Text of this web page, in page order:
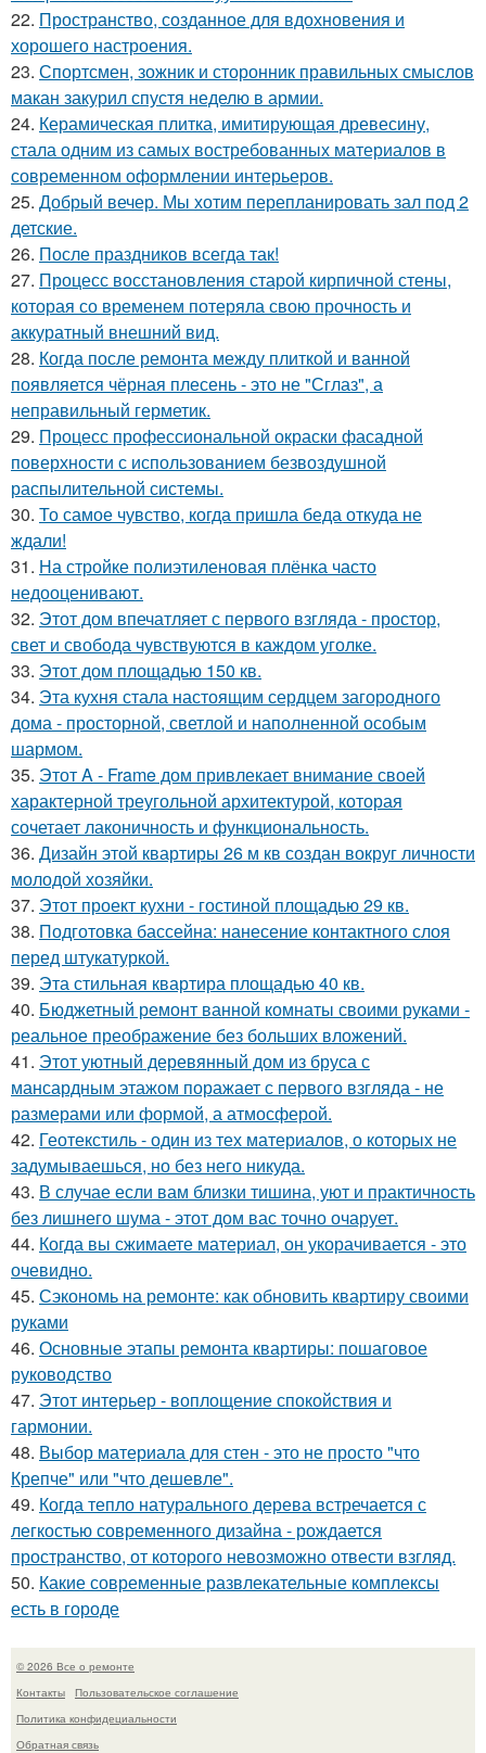
22. Пространство, созданное для вдохновения и
хорошего настроения.
23. Спортсмен, зожник и сторонник правильных смыслов
макан закурил спустя неделю в армии.
24. Керамическая плитка, имитирующая древесину,
стала одним из самых востребованных материалов в
современном оформлении интерьеров.
25. Добрый вечер. Мы хотим перепланировать зал под 2
детские.
26. После праздников всегда так!
27. Процесс восстановления старой кирпичной стены,
которая со временем потеряла свою прочность и
аккуратный внешний вид.
28. Когда после ремонта между плиткой и ванной
появляется чёрная плесень - это не "Сглаз", а
неправильный герметик.
29. Процесс профессиональной окраски фасадной
поверхности с использованием безвоздушной
распылительной системы.
30. То самое чувство, когда пришла беда откуда не
ждали!
31. На стройке полиэтиленовая плёнка часто
недооценивают.
32. Этот дом впечатляет с первого взгляда - простор,
свет и свобода чувствуются в каждом уголке.
33. Этот дом площадью 150 кв.
34. Эта кухня стала настоящим сердцем загородного
дома - просторной, светлой и наполненной особым
шармом.
35. Этот A - Frame дом привлекает внимание своей
характерной треугольной архитектурой, которая
сочетает лаконичность и функциональность.
36. Дизайн этой квартиры 26 м кв создан вокруг личности
молодой хозяйки.
37. Этот проект кухни - гостиной площадью 29 кв.
38. Подготовка бассейна: нанесение контактного слоя
перед штукатуркой.
39. Эта стильная квартира площадью 40 кв.
40. Бюджетный ремонт ванной комнаты своими руками -
реальное преображение без больших вложений.
41. Этот уютный деревянный дом из бруса с
мансардным этажом поражает с первого взгляда - не
размерами или формой, а атмосферой.
42. Геотекстиль - один из тех материалов, о которых не
задумываешься, но без него никуда.
43. В случае если вам близки тишина, уют и практичность
без лишнего шума - этот дом вас точно очарует.
44. Когда вы сжимаете материал, он укорачивается - это
очевидно.
45. Сэкономь на ремонте: как обновить квартиру своими
руками
46. Основные этапы ремонта квартиры: пошаговое
руководство
47. Этот интерьер - воплощение спокойствия и
гармонии.
48. Выбор материала для стен - это не просто "что
Крепче" или "что дешевле".
49. Когда тепло натурального дерева встречается с
легкостью современного дизайна - рождается
пространство, от которого невозможно отвести взгляд.
50. Какие современные развлекательные комплексы
есть в городе
© 2026 Все о ремонте
Контакты
Пользовательское соглашение
Политика конфидециальности
Обратная связь